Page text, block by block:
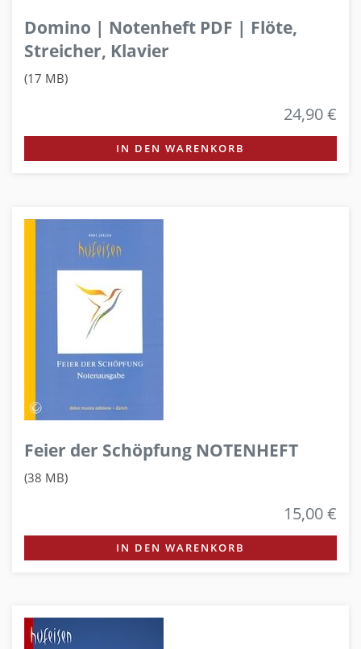
Domino | Notenheft PDF | Flöte,
Streicher, Klavier
(17 MB)
24,90 €
IN DEN WARENKORB
Feier der Schöpfung NOTENHEFT
(38 MB)
15,00 €
IN DEN WARENKORB